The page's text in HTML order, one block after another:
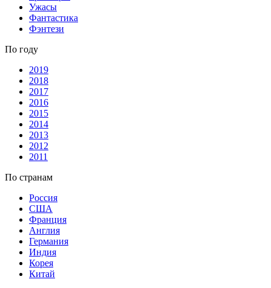
Ужасы
Фантастика
Фэнтези
По году
2019
2018
2017
2016
2015
2014
2013
2012
2011
По странам
Россия
США
Франция
Англия
Германия
Индия
Корея
Китай